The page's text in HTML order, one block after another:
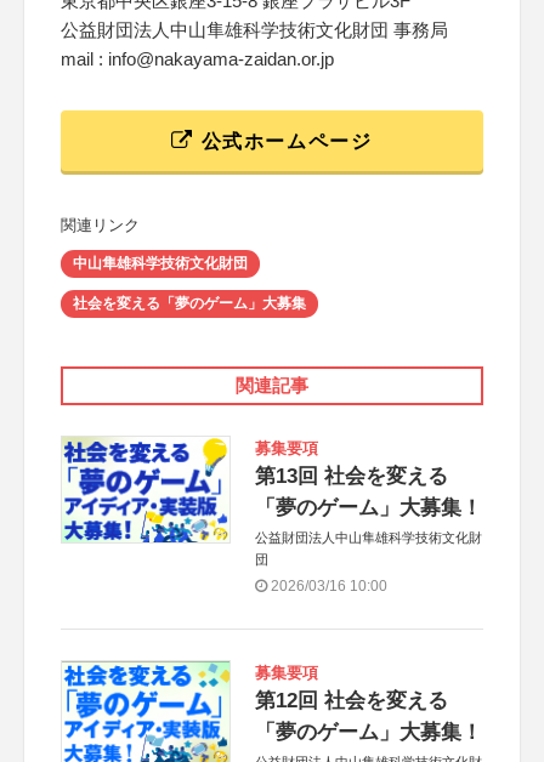
公益財団法人中山隼雄科学技術文化財団 事務局
mail : info@nakayama-zaidan.or.jp
公式ホームページ
関連リンク
中山隼雄科学技術文化財団
社会を変える「夢のゲーム」大募集
関連記事
募集要項
第13回 社会を変える
「夢のゲーム」大募集！
公益財団法人中山隼雄科学技術文化財
団
2026/03/16 10:00
募集要項
第12回 社会を変える
「夢のゲーム」大募集！